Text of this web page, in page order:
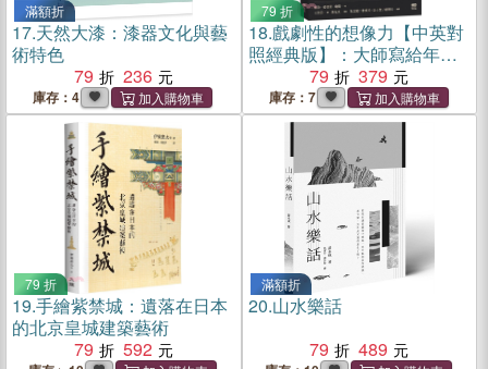
滿額折
17.天然大漆：漆器文化與藝
術特色
79
236
庫存：4
79 折
18.戲劇性的想像力【中英對
照經典版】：大師寫給年輕
人的藝術通則
79 379
庫存：7
79 折
19.手繪紫禁城：遺落在日本
的北京皇城建築藝術
79
592
滿額折
20.山水樂話
79
489